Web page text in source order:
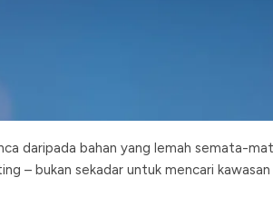
daripada bahan yang lemah semata-
– bukan sekadar untuk mencari